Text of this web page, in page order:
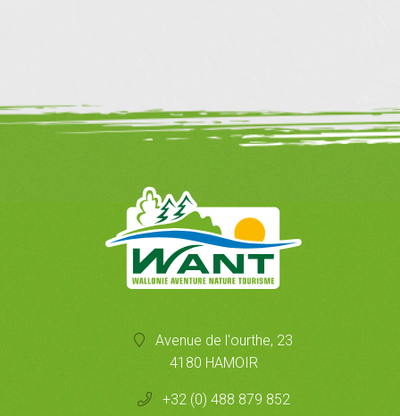
Avenue de l'ourthe, 23
4180 HAMOIR
+32 (0) 488 879 852